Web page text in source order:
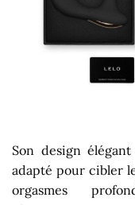
Son design
adapté pour cibler
orgasmes